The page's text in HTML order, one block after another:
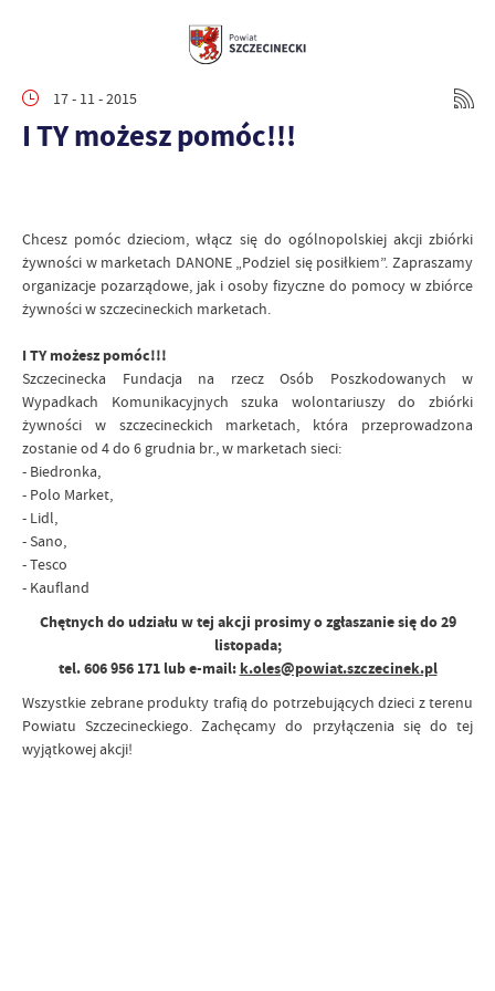
17 - 11 - 2015
I TY możesz pomóc!!!
Chcesz pomóc dzieciom, włącz się do ogólnopolskiej akcji zbiórki
żywności w marketach DANONE „Podziel się posiłkiem”. Zapraszamy
organizacje pozarządowe, jak i osoby fizyczne do pomocy w zbiórce
żywności w szczecineckich marketach.
I TY możesz pomóc!!!
Szczecinecka Fundacja na rzecz Osób Poszkodowanych w
Wypadkach Komunikacyjnych szuka wolontariuszy do zbiórki
żywności w szczecineckich marketach, która przeprowadzona
zostanie od 4 do 6 grudnia br., w marketach sieci:
- Biedronka,
- Polo Market,
- Lidl,
- Sano,
- Tesco
- Kaufland
Chętnych do udziału w tej akcji prosimy o zgłaszanie się do 29
listopada;
tel. 606 956 171 lub e-mail: k.oles@powiat.szczecinek.pl
Wszystkie zebrane produkty trafią do potrzebujących dzieci z terenu
Powiatu Szczecineckiego. Zachęcamy do przyłączenia się do tej
wyjątkowej akcji!